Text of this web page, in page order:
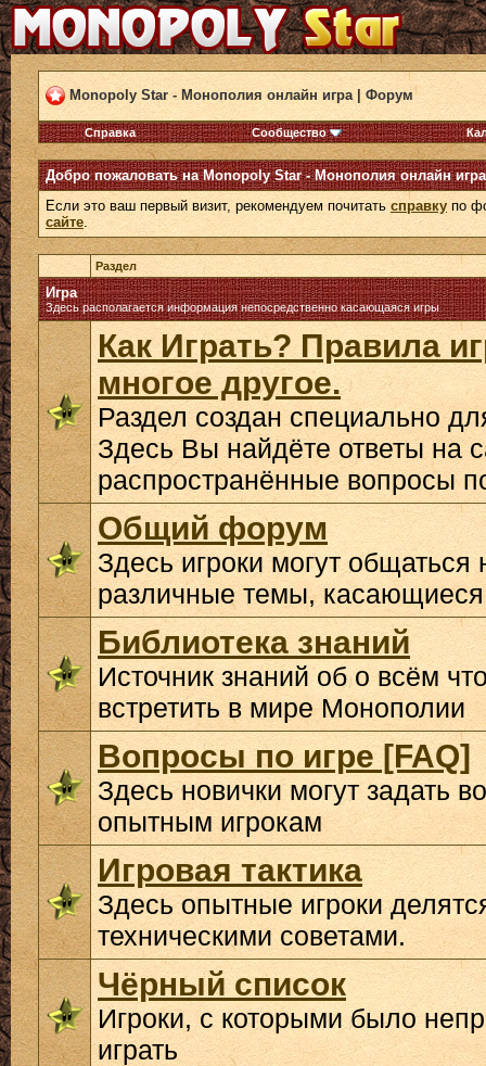
Monopoly Star - Монополия онлайн игра | Форум
Справка Сообщество
Добро пожаловать на Monopoly Star - Монополия онлайн
Если это ваш первый визит, рекомендуем почитать справку по
сайте.
Раздел
Игра
Здесь располагается информация непосредственно касающаяся игры
Как Играть? Правила
многое другое.
Раздел создан специально
Здесь Вы найдёте ответы на
распространённые вопросы
Общий форум
Здесь игроки могут общаться
различные темы,
Библиотека знаний
Источник знаний об о всём
встретить в мире Монополии
Вопросы по игре [FAQ]
Здесь новички могут задать
опытным игрокам
Игровая тактика
Здесь опытные игроки
техническими советами.
Чёрный список
Игроки, с которыми было
играть